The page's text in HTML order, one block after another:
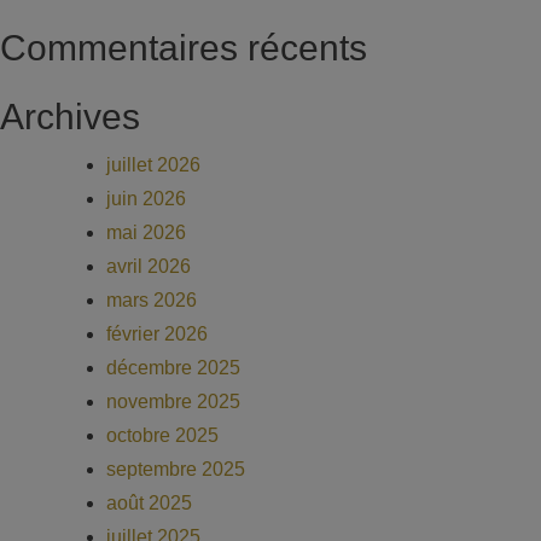
Commentaires récents
Archives
juillet 2026
juin 2026
mai 2026
avril 2026
mars 2026
février 2026
décembre 2025
novembre 2025
octobre 2025
septembre 2025
août 2025